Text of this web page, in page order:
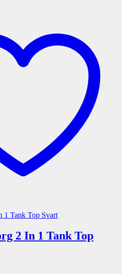
2 In 1 Tank Top